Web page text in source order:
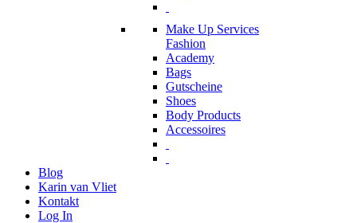
Make Up Services
Fashion
Academy
Bags
Gutscheine
Shoes
Body Products
Accessoires
Blog
Karin van Vliet
Kontakt
Log In